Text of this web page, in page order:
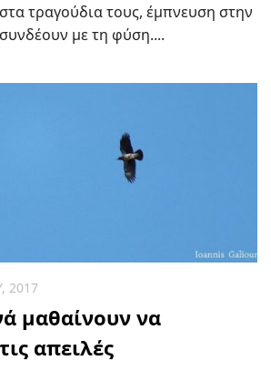
τραγούδια τους, έμπνευση στην
με τη φύση....
2017
μαθαίνουν να
απειλές